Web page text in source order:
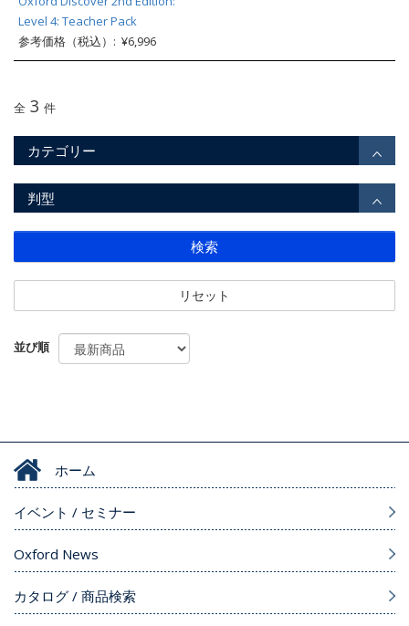
Level 4: Teacher Pack
参考価格（税込）: ¥6,996
全 3 件
カテゴリー
判型
検索
リセット
並び順
ホーム
イベント / セミナー
Oxford News
カタログ / 商品検索